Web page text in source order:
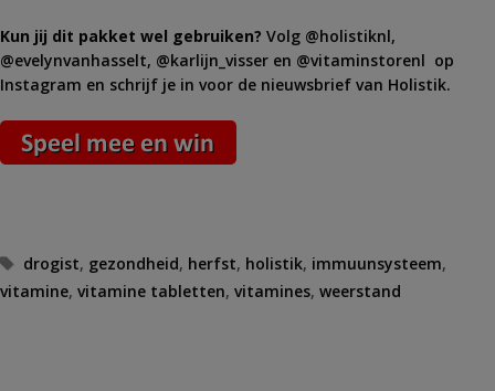
Kun jij dit pakket wel gebruiken? Volg @holistiknl,
@evelynvanhasselt, @karlijn_visser en @vitaminstorenl op
Instagram en schrijf je in voor de nieuwsbrief van Holistik.
Tags
drogist, gezondheid, herfst, holistik, immuunsysteem,
vitamine, vitamine tabletten, vitamines, weerstand